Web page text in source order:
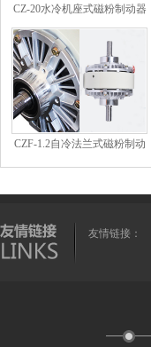
CZ-20水冷机座式磁粉制动器
CZF-1.2自冷法兰式磁粉制动
友情链接：